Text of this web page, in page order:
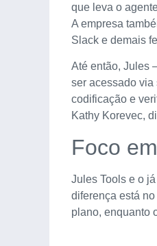
que leva o
A empresa
Slack e demais
Até então, Jules
ser acessado via
codificação e
Kathy Korevec,
Foco
Jules Tools e o
diferença está
plano, enquanto